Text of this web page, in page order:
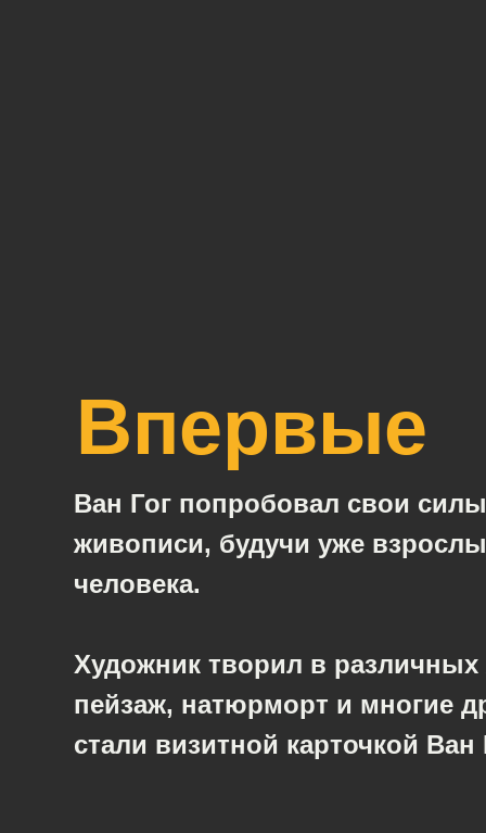
Впервые
Художник творил в различных
пейзаж, натюрморт и многие
стали визитной карточкой Ван
Ван Гог попробовал свои
живописи, будучи уже
человека.